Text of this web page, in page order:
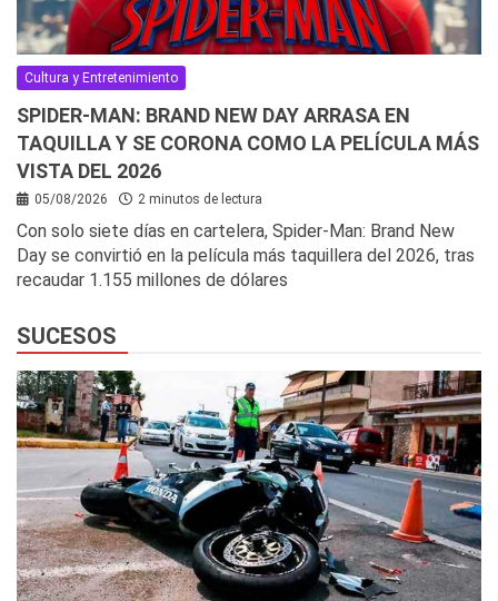
Cultura y Entretenimiento
SPIDER-MAN: BRAND NEW DAY ARRASA EN
TAQUILLA Y SE CORONA COMO LA PELÍCULA MÁS
VISTA DEL 2026
05/08/2026 2 minutos de lectura
Con solo siete días en cartelera, Spider-Man: Brand New
Day se convirtió en la película más taquillera del 2026, tras
recaudar 1.155 millones de dólares
SUCESOS